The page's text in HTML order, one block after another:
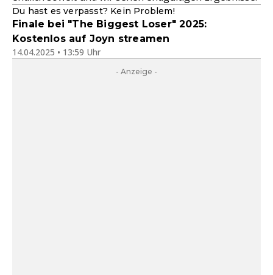
Du hast es verpasst? Kein Problem!
Finale bei "The Biggest Loser" 2025:
Kostenlos auf Joyn streamen
14.04.2025 • 13:59 Uhr
- Anzeige -